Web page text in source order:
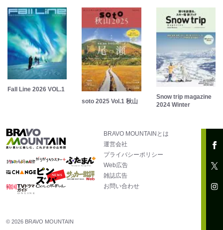
Fall Line 2026 VOL.1
soto 2025 Vol.1 秋山
Snow trip magazine
2024 Winter
BRAVO MOUNTAINとは
運営会社
プライバシーポリシー
Web広告
雑誌広告
お問い合わせ
© 2026 BRAVO MOUNTAIN